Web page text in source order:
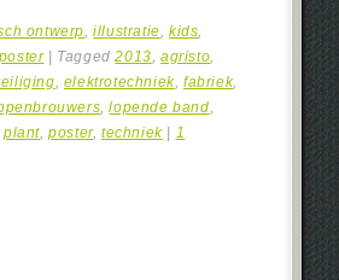
ontwerp,illustratie,kids,
poster Tagged2013,agristo,
, elektrotechniek,fabriek,
,lopende band,
plant,poster,techniek
1